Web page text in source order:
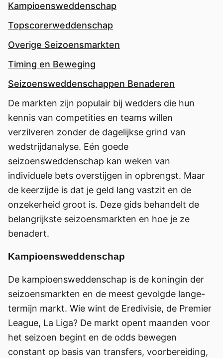
Kampioensweddenschap
Topscorerweddenschap
Overige Seizoensmarkten
Timing en Beweging
Seizoensweddenschappen Benaderen
De markten zijn populair bij wedders die hun
kennis van competities en teams willen
verzilveren zonder de dagelijkse grind van
wedstrijdanalyse. Eén goede
seizoensweddenschap kan weken van
individuele bets overstijgen in opbrengst. Maar
de keerzijde is dat je geld lang vastzit en de
onzekerheid groot is. Deze gids behandelt de
belangrijkste seizoensmarkten en hoe je ze
benadert.
Kampioensweddenschap
De kampioensweddenschap is de koningin der
seizoensmarkten en de meest gevolgde lange-
termijn markt. Wie wint de Eredivisie, de Premier
League, La Liga? De markt opent maanden voor
het seizoen begint en de odds bewegen
constant op basis van transfers, voorbereiding,